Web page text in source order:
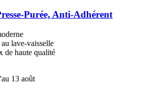
​Purée, Anti-​Adhérent
lave-vaisselle
de haute qualité
13 août